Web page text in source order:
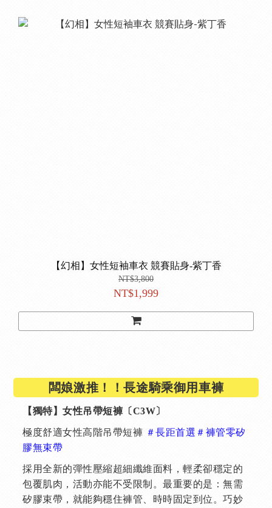
【幻相】女性短袖車衣 競賽貼身-紫丁香
NT$3,800
NT$1,999
闆娘激推！！長途騎乘御用車褲
【獨特】女性吊帶短褲〔C3W〕
極度舒適女性高階吊帶短褲 ＃長距首選＃褲管零矽
膠無束帶
採用全新的彈性壓縮超細纖維面料，輕柔卻穩定的
包覆肌肉，活動亦能不受限制。最重要的是：無需
矽膠束帶，就能夠穩住褲管、時時固定到位。巧妙